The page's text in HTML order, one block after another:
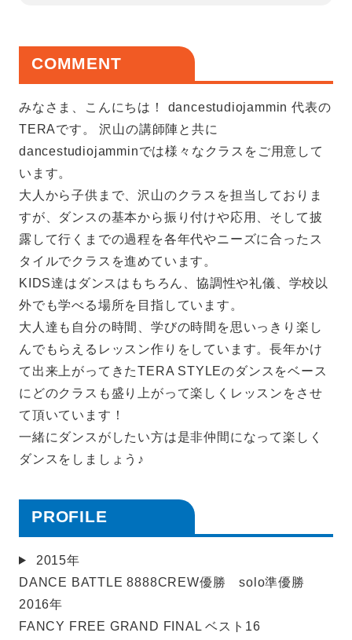
COMMENT
みなさま、こんにちは！ dancestudiojammin 代表の
TERAです。 沢山の講師陣と共に
dancestudiojamminでは様々なクラスをご用意して
います。
大人から子供まで、沢山のクラスを担当しておりま
すが、ダンスの基本から振り付けや応用、そして披
露して行くまでの過程を各年代やニーズに合ったス
タイルでクラスを進めています。
KIDS達はダンスはもちろん、協調性や礼儀、学校以
外でも学べる場所を目指しています。
大人達も自分の時間、学びの時間を思いっきり楽し
んでもらえるレッスン作りをしています。長年かけ
て出来上がってきたTERA STYLEのダンスをベース
にどのクラスも盛り上がって楽しくレッスンをさせ
て頂いています！
一緒にダンスがしたい方は是非仲間になって楽しく
ダンスをしましょう♪
PROFILE
2015年
DANCE BATTLE 8888CREW優勝 solo準優勝
2016年
FANCY FREE GRAND FINAL ベスト16